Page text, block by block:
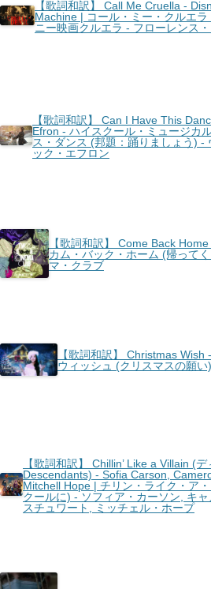
【歌詞和訳】 Call Me Cruella -
Machine | コール・ミー・クルエ
ニー映画クルエラ - フローレンス
【歌詞和訳】 Can I Have This
Efron - ハイスクール・ミュージカ
ス・ダンス (邦題：踊りましょう) -
ック・エフロン
【歌詞和訳】 Come Back
カム・バック・ホーム (帰って
マ・クラブ
【歌詞和訳】 Christmas Wish
ウィッシュ (クリスマスの願
【歌詞和訳】 Chillin’ Like a Villain (
Descendants) - Sofia Carson,
Mitchell Hope | チリン・ライク・ア
クールに) - ソフィア・カーソン, キ
スチュワート, ミッチェル・ホープ